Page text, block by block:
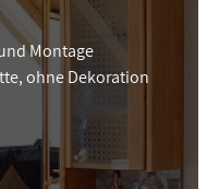
Montage
ohne Dekoration